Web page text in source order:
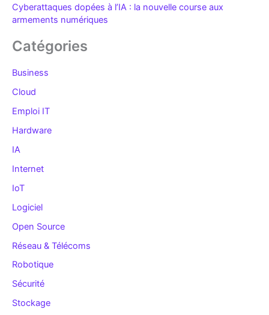
Cyberattaques dopées à l’IA : la nouvelle course aux
armements numériques
Catégories
Business
Cloud
Emploi IT
Hardware
IA
Internet
IoT
Logiciel
Open Source
Réseau & Télécoms
Robotique
Sécurité
Stockage